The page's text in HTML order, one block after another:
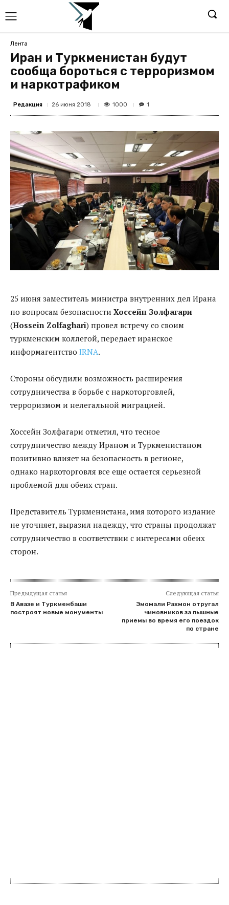
Лента
Иран и Туркменистан будут
сообща бороться с терроризмом
и наркотрафиком
Редакция 26 июня 2018 1000 1
25 июня заместитель министра внутренних дел Ирана
по вопросам безопасности Хоссейн Золфагари
(Hossein Zolfaghari) провел встречу со своим
туркменским коллегой, передает иранское
информагентство IRNA.
Стороны обсудили возможность расширения
сотрудничества в борьбе с наркоторговлей,
терроризмом и нелегальной миграцией.
Хоссейн Золфагари отметил, что тесное
сотрудничество между Ираном и Туркменистаном
позитивно влияет на безопасность в регионе,
однако наркоторговля все еще остается серьезной
проблемой для обеих стран.
Представитель Туркменистана, имя которого издание
не уточняет, выразил надежду, что страны продолжат
сотрудничество в соответствии с интересами обеих
сторон.
Предыдущая статья
В Авазе и Туркменбаши
построят новые монументы
Следующая статья
Эмомали Рахмон отругал
чиновников за пышные
приемы во время его поездок
по стране